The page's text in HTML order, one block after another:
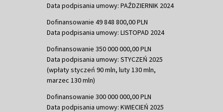
Data podpisania umowy: PAŹDZIERNIK 2024
Dofinansowanie 49 848 800,00 PLN
Data podpisania umowy: LISTOPAD 2024
Dofinansowanie 350 000 000,00 PLN
Data podpisania umowy: STYCZEŃ 2025
(wpłaty styczeń 90 mln, luty 130 mln,
marzec 130 mln)
Dofinansowanie 300 000 000,00 PLN
Data podpisania umowy: KWIECIEŃ 2025